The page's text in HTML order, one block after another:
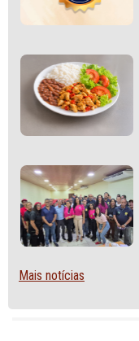
Mais notícias